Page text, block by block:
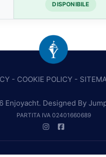
DISPONIBILE
- COOKIE POLICY-
Enjoyacht. Designed By
PARTITA IVA 02401660689